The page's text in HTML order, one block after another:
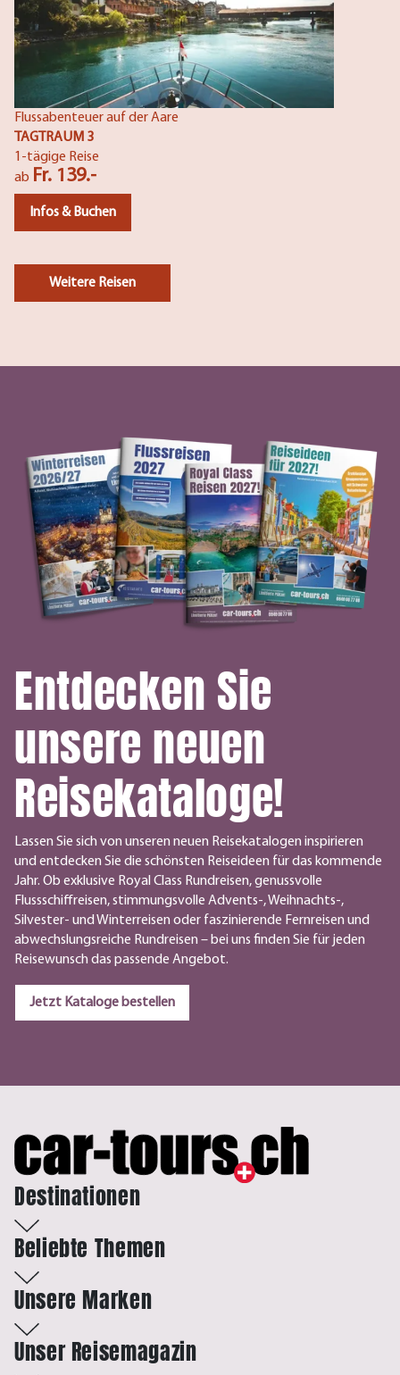
Flussabenteuer auf der Aare
TAGTRAUM 3
1-tägige Reise
ab Fr. 139.-
Infos & Buchen
Weitere Reisen
Entdecken Sie
unsere neuen
Reisekataloge!
Lassen Sie sich von unseren neuen Reisekatalogen inspirieren
und entdecken Sie die schönsten Reiseideen für das kommende
Jahr. Ob exklusive Royal Class Rundreisen, genussvolle
Flussschiffreisen, stimmungsvolle Advents-, Weihnachts-,
Silvester- und Winterreisen oder faszinierende Fernreisen und
abwechslungsreiche Rundreisen – bei uns finden Sie für jeden
Reisewunsch das passende Angebot.
Jetzt Kataloge bestellen
Destinationen
Beliebte Themen
Unsere Marken
Unser Reisemagazin